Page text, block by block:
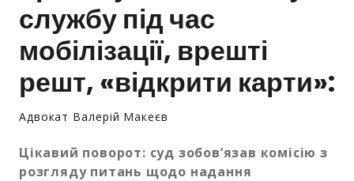
службу під час
мобілізації, врешті
решт, «відкрити карти»:
Адвокат Валерій Макеєв
Цікавий поворот: суд зобов’язав комісію з
розгляду питань щодо надання